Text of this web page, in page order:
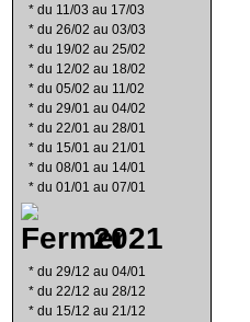
* du 11/03 au 17/03
* du 26/02 au 03/03
* du 19/02 au 25/02
* du 12/02 au 18/02
* du 05/02 au 11/02
* du 29/01 au 04/02
* du 22/01 au 28/01
* du 15/01 au 21/01
* du 08/01 au 14/01
* du 01/01 au 07/01
2021
* du 29/12 au 04/01
* du 22/12 au 28/12
* du 15/12 au 21/12